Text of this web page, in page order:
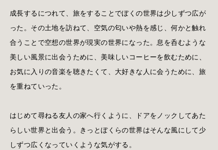
成長するにつれて、旅をすることでぼくの世界は少しずつ広が
った。その土地を訪ねて、空気の匂いや熱を感じ、何かと触れ
合うことで空想の世界が現実の世界になった。息を呑むような
美しい風景に出会うために、美味しいコーヒーを飲むために、
お気に入りの音楽を聴きたくて、大好きな人に会うために、旅
を重ねていった。
はじめて尋ねる友人の家へ行くように、ドアをノックしてあた
らしい世界と出会う。きっとぼくらの世界はそんな風にして少
しずつ広くなっていくような気がする。